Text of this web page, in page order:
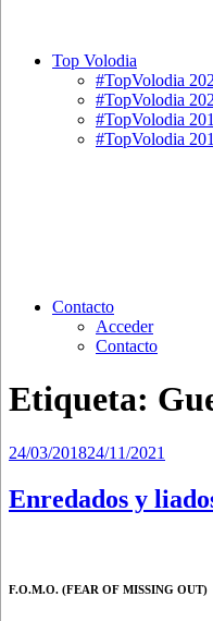
Top Volodia
#TopVolodia
#TopVolodia
#TopVolodia
#TopVolodia
Contacto
Acceder
Contacto
Etiqueta:
Publicado
24/03/201824/11/2021
Enredados y
F.O.M.O. (FEAR OF MISSING OUT)